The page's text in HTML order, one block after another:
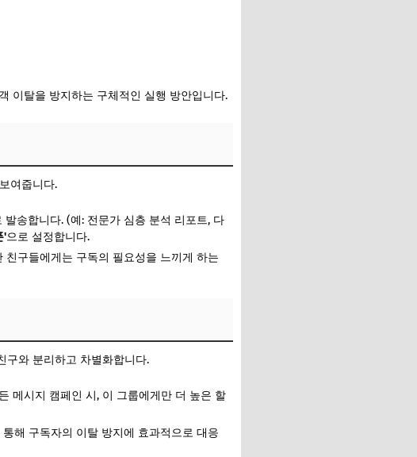
이탈을 방지하는 구체적인 실행 방안입니다.
여줍니다.
송합니다. (예: 전문가 심층 분석 리포트, 다
'으로 설정합니다.
구들에게는 구독의 필요성을 느끼게 하는
구와 분리하고 차별화합니다.
메시지 캠페인 시, 이 그룹에게만 더 높은 할
해 구독자의 이탈 방지에 효과적으로 대응